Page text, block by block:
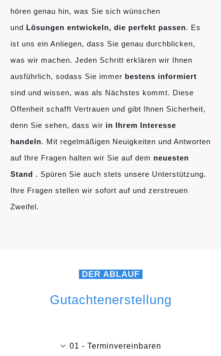
hören genau hin, was Sie sich wünschen
und Lösungen entwickeln, die perfekt passen. Es
ist uns ein Anliegen, dass Sie genau durchblicken,
was wir machen. Jeden Schritt erklären wir Ihnen
ausführlich, sodass Sie immer bestens informiert
sind und wissen, was als Nächstes kommt. Diese
Offenheit schafft Vertrauen und gibt Ihnen Sicherheit,
denn Sie sehen, dass wir in Ihrem Interesse
handeln. Mit regelmäßigen Neuigkeiten und Antworten
auf Ihre Fragen halten wir Sie auf dem neuesten
Stand . Spüren Sie auch stets unsere Unterstützung.
Ihre Fragen stellen wir sofort auf und zerstreuen
Zweifel.
DER ABLAUF
Gutachtenerstellung
01 - Terminvereinbaren